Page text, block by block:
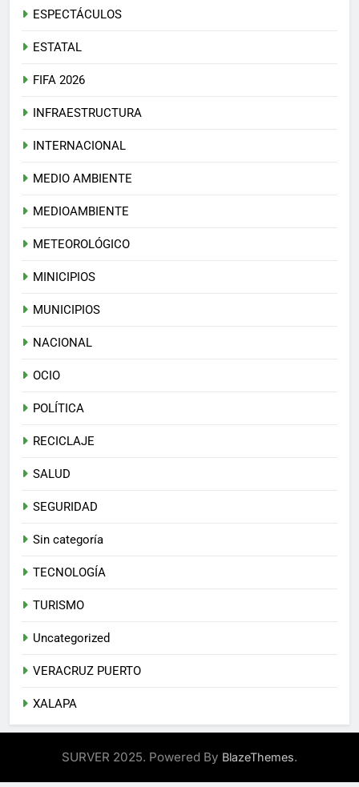
ESPECTÁCULOS
ESTATAL
FIFA 2026
INFRAESTRUCTURA
INTERNACIONAL
MEDIO AMBIENTE
MEDIOAMBIENTE
METEOROLÓGICO
MINICIPIOS
MUNICIPIOS
NACIONAL
OCIO
POLÍTICA
RECICLAJE
SALUD
SEGURIDAD
Sin categoría
TECNOLOGÍA
TURISMO
Uncategorized
VERACRUZ PUERTO
XALAPA
SURVER 2025. Powered By BlazeThemes.